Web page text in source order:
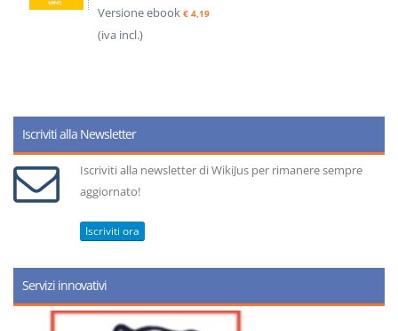
Versione ebook € 4,19
(iva incl.)
Iscriviti alla Newsletter
Iscriviti alla newsletter di WikiJus per rimanere sempre
aggiornato!
Iscriviti ora
Servizi innovativi